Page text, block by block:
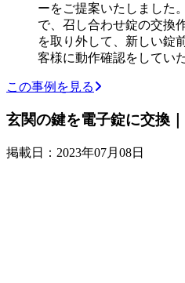
ーをご提案いたしました
で、召し合わせ錠の交換
を取り外して、新しい錠
客様に動作確認をしてい
この事例を見る
玄関の鍵を電子錠に交換
掲載日：2023年07月08日